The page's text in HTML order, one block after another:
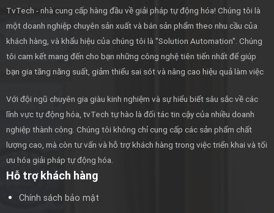
TvTech - nhà cung cấp hàng đầu về giải pháp tự động hóa! Chúng tôi là
một doanh nghiệp chuyên sản xuất và bán sản phẩm theo nhu cầu của
khách hàng, và khẩu hiệu của chúng tôi là "Solution Automation". Chúng
tôi cam kết mang đến cho bạn những công nghệ tiên tiến nhất để giúp
bạn gia tăng năng suất, giảm thiểu sai sót và nâng cao hiệu quả làm việc
Với đội ngũ chuyên gia giàu kinh nghiệm và sự hiểu biết sâu sắc về các
lĩnh vực tự động hóa, tvTech tự hào là đối tác tin cậy của nhiều doanh
nghiệp thành công. Chúng tôi không chỉ cung cấp các sản phẩm chất
lượng cao, mà còn tư vấn và hỗ trợ khách hàng trong việc triển khai và tối
ưu hóa giải pháp tự động hóa.
Hỗ trợ khách hàng
Chính sách bảo mật